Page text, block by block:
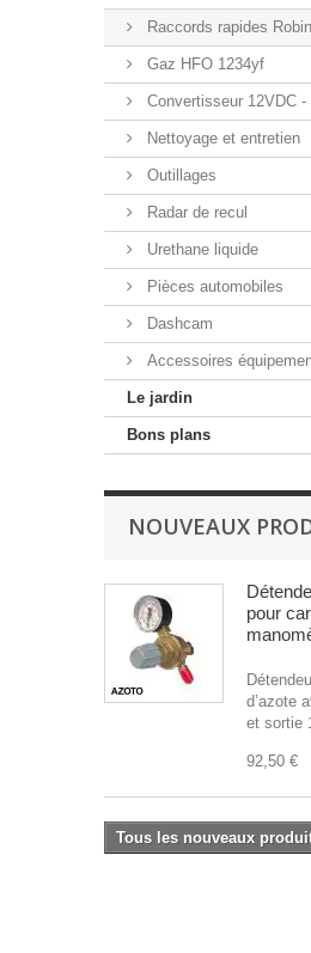
Raccords rapides
Gaz HFO 1234yf
Convertisseur 12VDC -
Nettoyage et entretien
Outillages
Radar de recul
Urethane liquide
Pièces automobiles
Dashcam
Accessoires
Le jardin
Bons plans
NOUVEAUX
pour
d’azote
et sortie
92,50 €
Tous les nouveaux